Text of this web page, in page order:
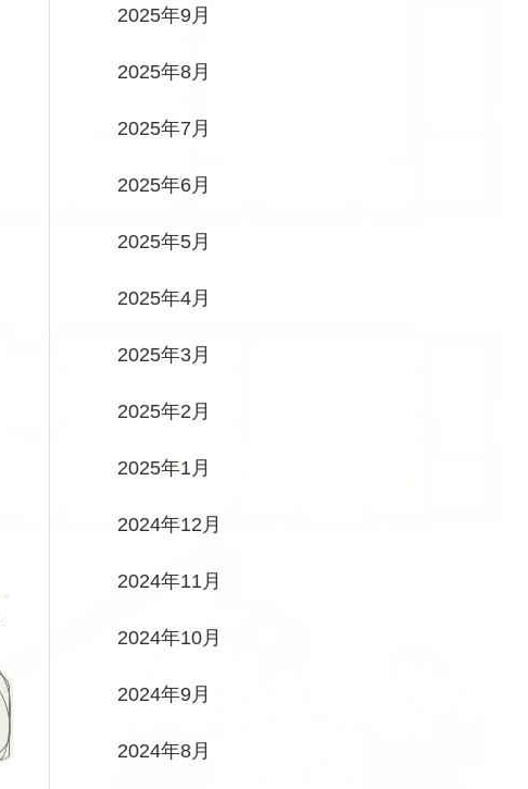
2025年9月
2025年8月
2025年7月
2025年6月
2025年5月
2025年4月
2025年3月
2025年2月
2025年1月
2024年12月
2024年11月
2024年10月
2024年9月
2024年8月